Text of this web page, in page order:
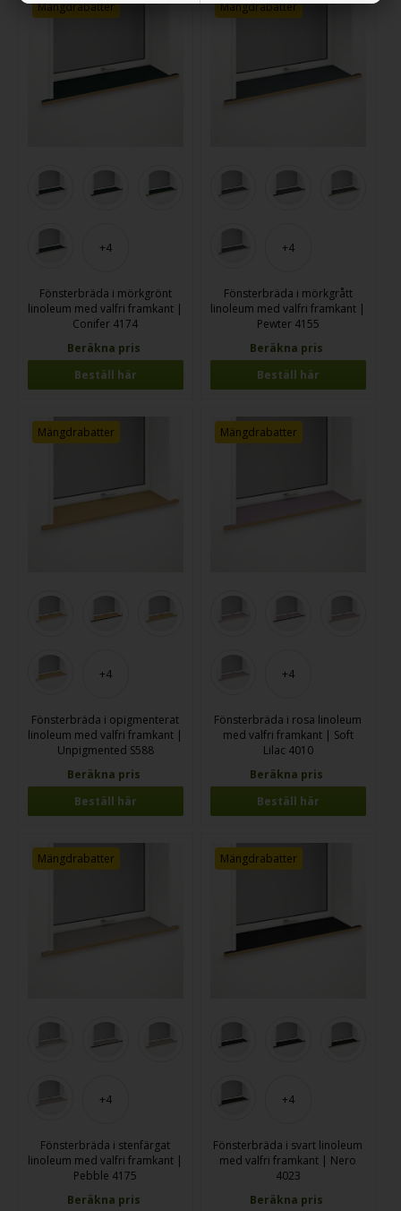
Mängdrabatter
+4
Fönsterbräda i mörkgrönt
linoleum med valfri framkant |
Conifer 4174
Beräkna pris
Beställ här
Mängdrabatter
+4
Fönsterbräda i mörkgrått
linoleum med valfri framkant |
Pewter 4155
Beräkna pris
Beställ här
Mängdrabatter
+4
Fönsterbräda i opigmenterat
linoleum med valfri framkant |
Unpigmented S588
Beräkna pris
Beställ här
Mängdrabatter
+4
Fönsterbräda i rosa linoleum
med valfri framkant | Soft
Lilac 4010
Beräkna pris
Beställ här
Mängdrabatter
+4
Fönsterbräda i stenfärgat
linoleum med valfri framkant |
Pebble 4175
Beräkna pris
Mängdrabatter
+4
Fönsterbräda i svart linoleum
med valfri framkant | Nero
4023
Beräkna pris